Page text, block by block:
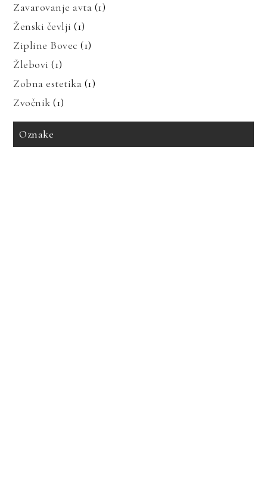
Zavarovanje avta (1)
Ženski čevlji (1)
Zipline Bovec (1)
Žlebovi (1)
Zobna estetika (1)
Zvočnik (1)
Oznake